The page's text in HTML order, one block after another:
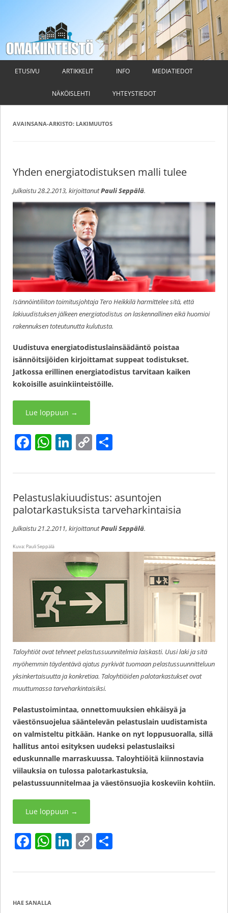
Taloyhtiön hallituksen ja isännöitsijän ammattilehti
Siirry
sisältöön
ETUSIVU ARTIKKELIT INFO MEDIATIEDOT
NÄKÖISLEHTI YHTEYSTIEDOT
AVAINSANA-ARKISTO: LAKIMUUTOS
Yhden energiatodistuksen malli tulee
Julkaistu28.2.2013, kirjoittanutPauli Seppälä.
Isännöintiliiton toimitusjohtaja Tero Heikkilä harmittelee sitä, että
lakiuudistuksen jälkeen energiatodistus on laskennallinen eikä huomioi
rakennuksen toteutunutta kulutusta.
Uudistuva energiatodistuslainsäädäntö poistaa
isännöitsijöiden kirjoittamat suppeat todistukset.
Jatkossa erillinen energiatodistus tarvitaan kaiken
kokoisille asuinkiinteistöille.
Lue loppuun →
F
c
e
b
o
o
k
W
at
s
A
p
p
Li
k
e
dI
n
C
p
y
Li
n
ar
e
Pelastuslakiuudistus: asuntojen
palotarkastuksista tarveharkintaisia
Julkaistu21.2.2011, kirjoittanutPauli Seppälä.
Kuva: Pauli Seppälä
Taloyhtiöt ovat tehneet pelastussuunnitelmia laiskasti. Uusi laki ja sitä
myöhemmin täydentävä ajatus pyrkivät tuomaan pelastussuunnitteluun
yksinkertaisuutta ja konkretiaa. Taloyhtiöiden palotarkastukset ovat
muuttumassa tarveharkintaisiksi.
Pelastustoimintaa, onnettomuuksien ehkäisyä ja
väestönsuojelua sääntelevän pelastuslain uudistamista
on valmisteltu pitkään. Hanke on nyt loppusuoralla, sillä
hallitus antoi esityksen uudeksi pelastuslaiksi
eduskunnalle marraskuussa. Taloyhtiöitä kiinnostavia
viilauksia on tulossa palotarkastuksia,
pelastussuunnitelmaa ja väestönsuojia koskeviin kohtiin.
Lue loppuun →
F
c
b
W
at
Li
k
C
p ar
HAE SANALLA